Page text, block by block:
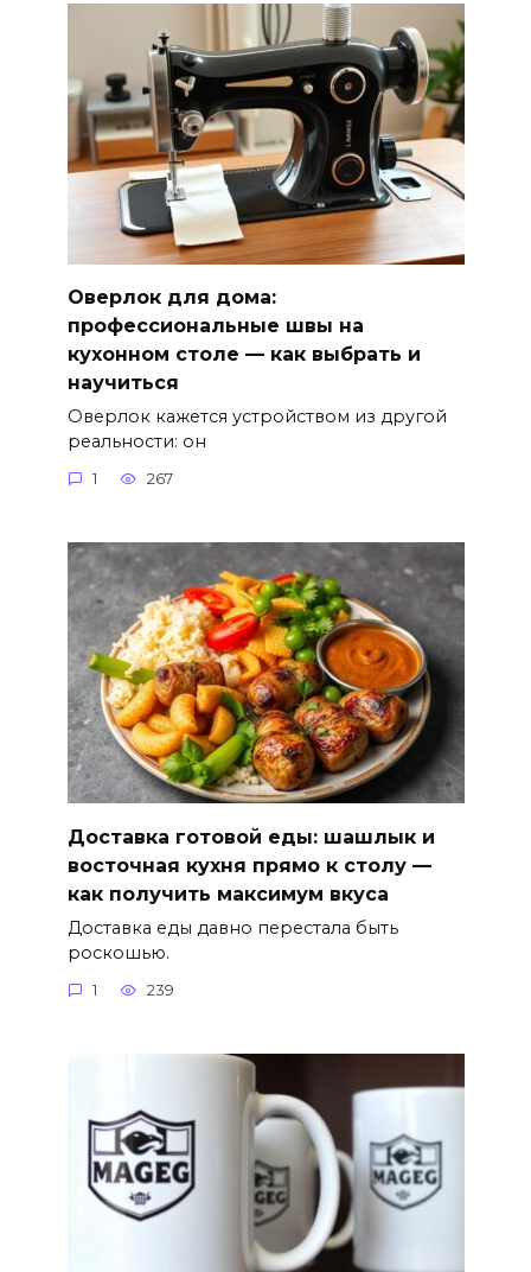
Оверлок для дома:
профессиональные швы на
кухонном столе — как выбрать и
научиться
Оверлок кажется устройством из другой
реальности: он
1 267
Доставка готовой еды: шашлык и
восточная кухня прямо к столу —
как получить максимум вкуса
Доставка еды давно перестала быть
роскошью.
1 239